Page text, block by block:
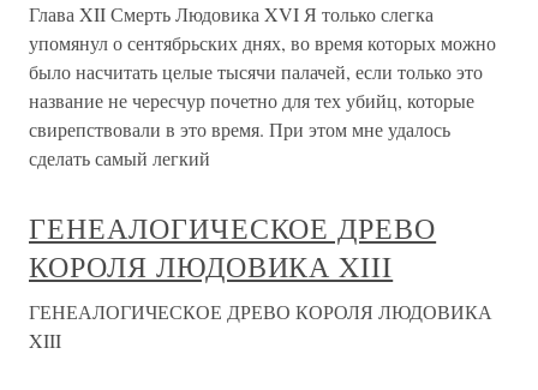
Глава XII Смерть Людовика XVI Я только слегка
упомянул о сентябрьских днях, во время которых можно
было насчитать целые тысячи палачей, если только это
название не чересчур почетно для тех убийц, которые
свирепствовали в это время. При этом мне удалось
сделать самый легкий
ГЕНЕАЛОГИЧЕСКОЕ ДРЕВО
КОРОЛЯ ЛЮДОВИКА XIII
ГЕНЕАЛОГИЧЕСКОЕ ДРЕВО КОРОЛЯ ЛЮДОВИКА
XIII